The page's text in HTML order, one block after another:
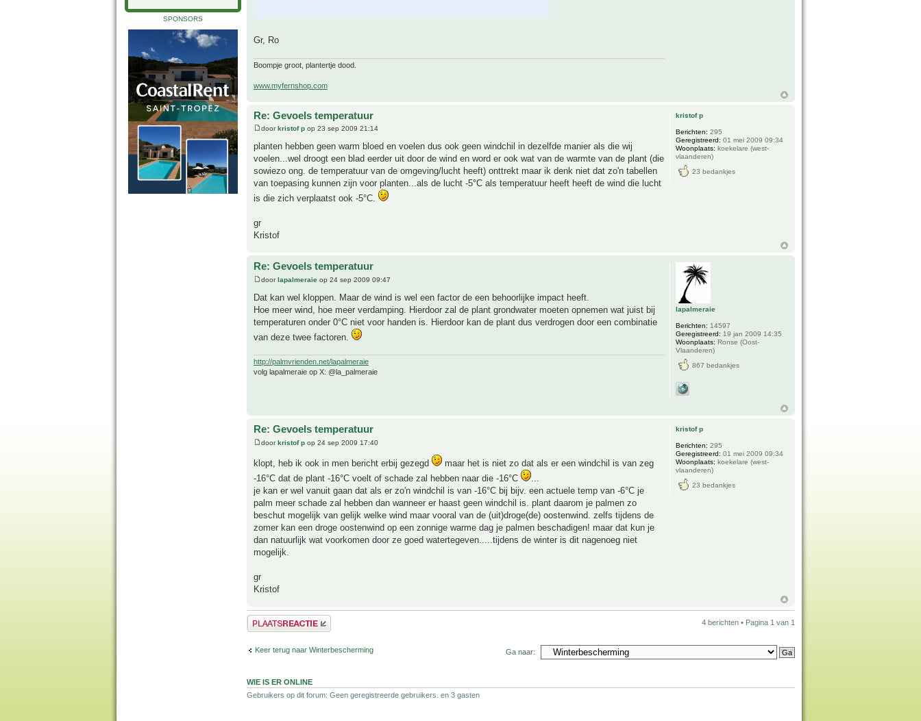
SPONSORS
Gr, Ro
Boompje groot, plantertje dood.
www.myfernshop.com
Re: Gevoels temperatuur
doorkristof p op 23 sep 2009 21:14
planten hebben geen warm bloed en voelen dus ook geen windchil in dezelfde manier als die wij
voelen...wel droogt een blad eerder uit door de wind en word er ook wat van de warmte van de plant (die
sowiezo ong. de temperatuur van de omgeving/lucht heeft) onttrekt maar ik denk niet dat zo'n tabellen
van toepasing kunnen zijn voor planten...als de lucht -5°C als temperatuur heeft heeft de wind die lucht
is die zich verplaatst ook -5°C.
gr
Kristof
kristof p
Berichten: 295
Geregistreerd: 01 mei 2009 09:34
Woonplaats: koekelare (west-
vlaanderen)
23 bedankjes
Re: Gevoels temperatuur
doorlapalmeraie op 24 sep 2009 09:47
Dat kan wel kloppen. Maar de wind is wel een factor de een behoorlijke impact heeft.
Hoe meer wind, hoe meer verdamping. Hierdoor zal de plant grondwater moeten opnemen wat juist bij
temperaturen onder 0°C niet voor handen is. Hierdoor kan de plant dus verdrogen door een combinatie
van deze twee factoren.
http://palmvrienden.net/lapalmeraie
volg lapalmeraie op X: @la_palmeraie
lapalmeraie
Berichten: 14597
Geregistreerd: 19 jan 2009 14:35
Woonplaats: Ronse (Oost-
Vlaanderen)
867 bedankjes
Re: Gevoels temperatuur
doorkristof p op 24 sep 2009 17:40
klopt, heb ik ook in men bericht erbij gezegd
maar het is niet zo dat als er een windchil is van zeg
-16°C dat de plant -16°C voelt of schade zal hebben naar die -16°C
je kan er wel vanuit gaan dat als er zo'n windchil is van -16°C bij bijv. een actuele temp van -6°C je
palm meer schade zal hebben dan wanneer er haast geen windchil is. plant daarom je palmen zo
beschut mogelijk van gelijk welke wind maar vooral van de (uit)droge(de) oostenwind. zelfs tijdens de
zomer kan een droge oostenwind op een zonnige warme dag je palmen beschadigen! maar dat kun je
dan natuurlijk wat voorkomen door ze goed watertegeven.....tijdens de winter is dit nagenoeg niet
mogelijk.
gr
Kristof
kristof p
Berichten: 295
Geregistreerd: 01 mei 2009 09:34
Woonplaats: koekelare (west-
vlaanderen)
23 bedankjes
Plaats een reactie 4 berichten • Pagina 1 van 1
Keer terug naar Winterbescherming Ga naar:
WIE IS ER ONLINE
Gebruikers op dit forum: Geen geregistreerde gebruikers. en 3 gasten